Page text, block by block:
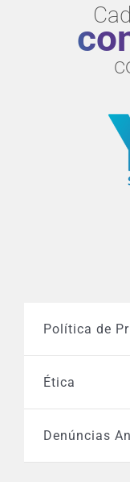
Política de
Ética
Denúncias